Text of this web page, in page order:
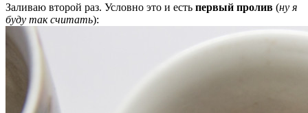
Заливаю второй раз. Условно это и есть первый пролив (ну я
буду так считать):